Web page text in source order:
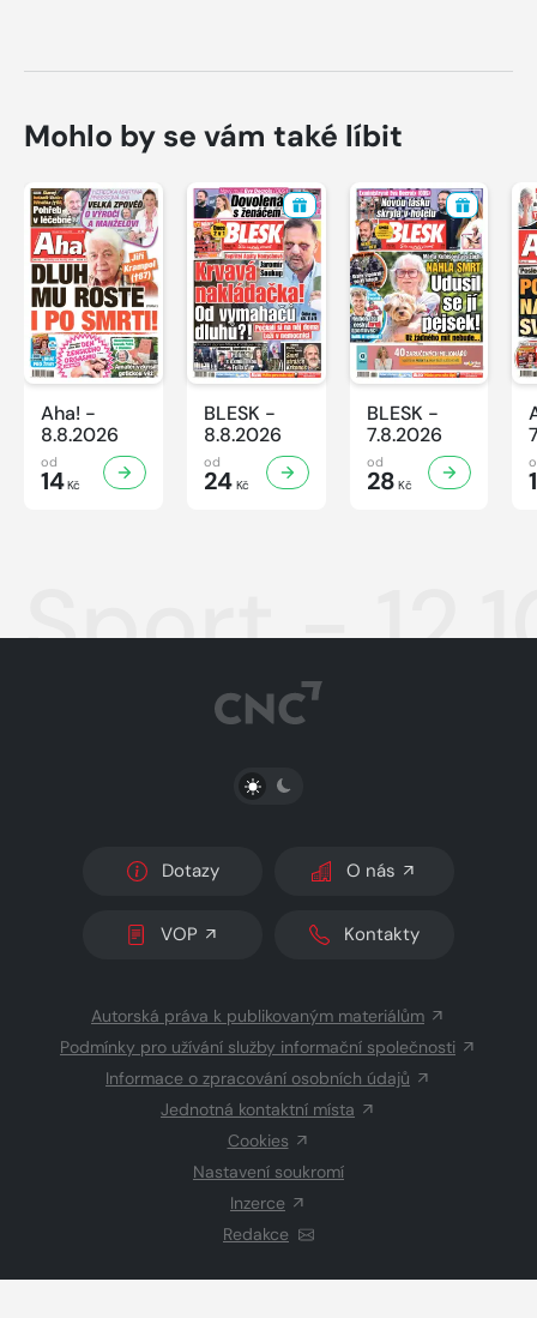
Mohlo by se vám také líbit
Aha! -
8.8.2026
od
14Kč
BLESK -
8.8.2026
od
24Kč
BLESK -
7.8.2026
od
28 Kč
Sport -
PŘEPNOUT SVĚTLÝ/TMAVÝ REŽIM
Dotazy O nás
VOP Kontakty
Autorská práva k publikovaným materiálům
Podmínky pro užívání služby informační společnosti
Informace o zpracování osobních údajů
Jednotná kontaktní místa
Cookies
Nastavení soukromí
Inzerce
Redakce